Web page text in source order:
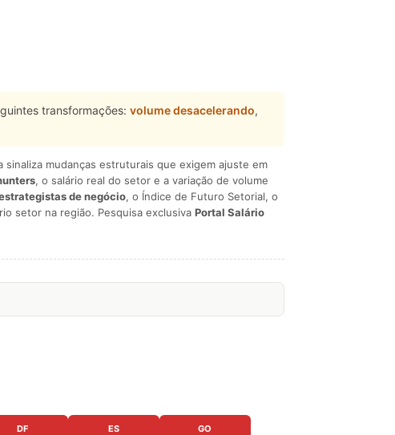
transformações: volume desacelerando,
sinaliza mudanças estruturais que exigem ajuste em
, o salário real do setor e a variação de volume
de negócio, o Índice de Futuro Setorial, o
setor na região. Pesquisa exclusiva Portal Salário
DF ES GO